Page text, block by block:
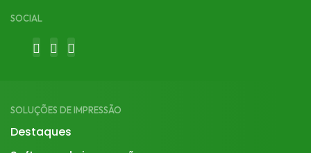
SOCIAL
SOLUÇÕES DE IMPRESSÃO
Destaques